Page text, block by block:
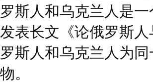
罗斯人和乌克兰人是
发表长文《论俄罗斯
罗斯人和乌克兰人为
物。